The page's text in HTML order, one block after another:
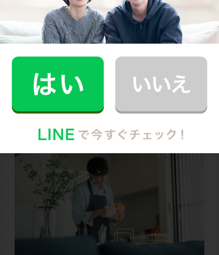
事代行というカードを持っておくのは有効な考え方だと
言えますね。
るということも大切です。
夫と家事を分担することも大事！